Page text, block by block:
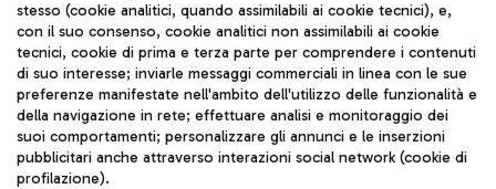
Fast Food
Treno
Raggiungi velocemente l'aeroporto di Fiumicino da Roma
tramite i servizi ferroviari Trenitalia.
TRAVEL JOURNAL
ITA
stesso (cookie analitici, quando assimilabili ai cookie tecnici), e,
con il suo consenso, cookie analitici non assimilabili ai cookie
tecnici, cookie di prima e terza parte per comprendere i contenuti
di suo interesse; inviarle messaggi commerciali in linea con le sue
preferenze manifestate nell'ambito dell'utilizzo delle funzionalità e
della navigazione in rete; effettuare analisi e monitoraggio dei
suoi comportamenti; personalizzare gli annunci e le inserzioni
pubblicitari anche attraverso interazioni social network (cookie di
profilazione).